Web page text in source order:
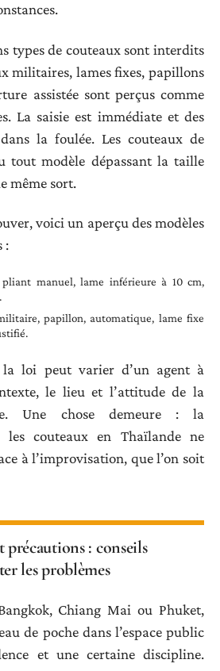
types de couteaux sont interdits
militaires, lames fixes, papillons
assistée sont perçus comme
La saisie est immédiate et des
la foulée. Les couteaux de
tout modèle dépassant la taille
même sort.
voici un aperçu des modèles
:
manuel, lame inférieure à 10 cm,
papillon, automatique, lame fixe
la loi peut varier d’un agent à
le lieu et l’attitude de la
Une chose demeure : la
les couteaux en Thaïlande ne
à l’improvisation, que l’on soit
précautions : conseils
les problèmes
Chiang Mai ou Phuket,
de poche dans l’espace public
et une certaine discipline.